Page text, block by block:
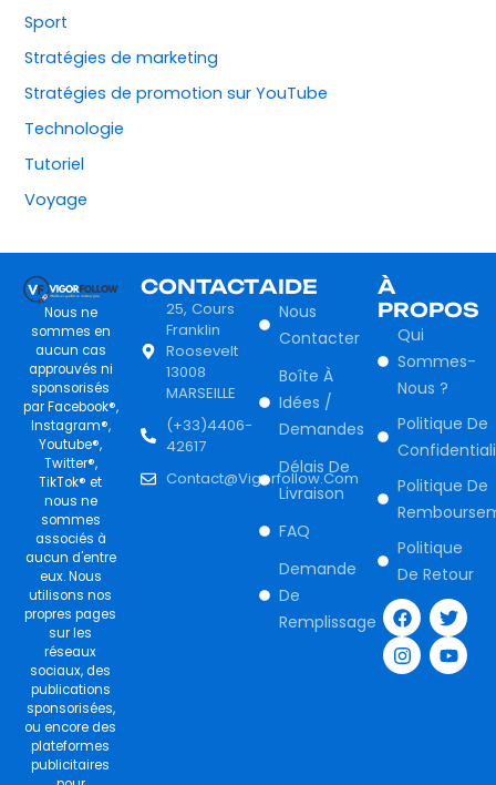
Sport
Stratégies de marketing
Stratégies de promotion sur YouTube
Technologie
Tutoriel
Voyage
Nous ne
sommes en
aucun cas
approuvés ni
sponsorisés
par Facebook®,
Instagram®,
Youtube®,
Twitter®,
TikTok® et
nous ne
sommes
associés à
aucun d'entre
eux. Nous
utilisons nos
propres pages
sur les
réseaux
sociaux, des
publications
sponsorisées,
ou encore des
plateformes
publicitaires
CONTACT
25, Cours
Franklin
Roosevelt
13008
MARSEILLE
(+33)4406-
42617
Contact@vigorfollow.com
AIDE
Nous
Contacter
Boîte À
Idées /
Demandes
Délais De
Livraison
FAQ
Demande
De
Remplissage
À
PROPOS
Qui
Sommes-
Nous ?
Politique De
Politique De
Politique
De Retour
F
a
c
e
b
T
w
i
t
t
I
n
s
t
a
Y
o
u
t
u